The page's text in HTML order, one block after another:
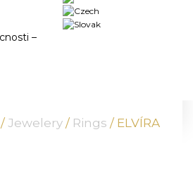
OUR OFFER
/ Jewelery / Rings / ELVÍRA